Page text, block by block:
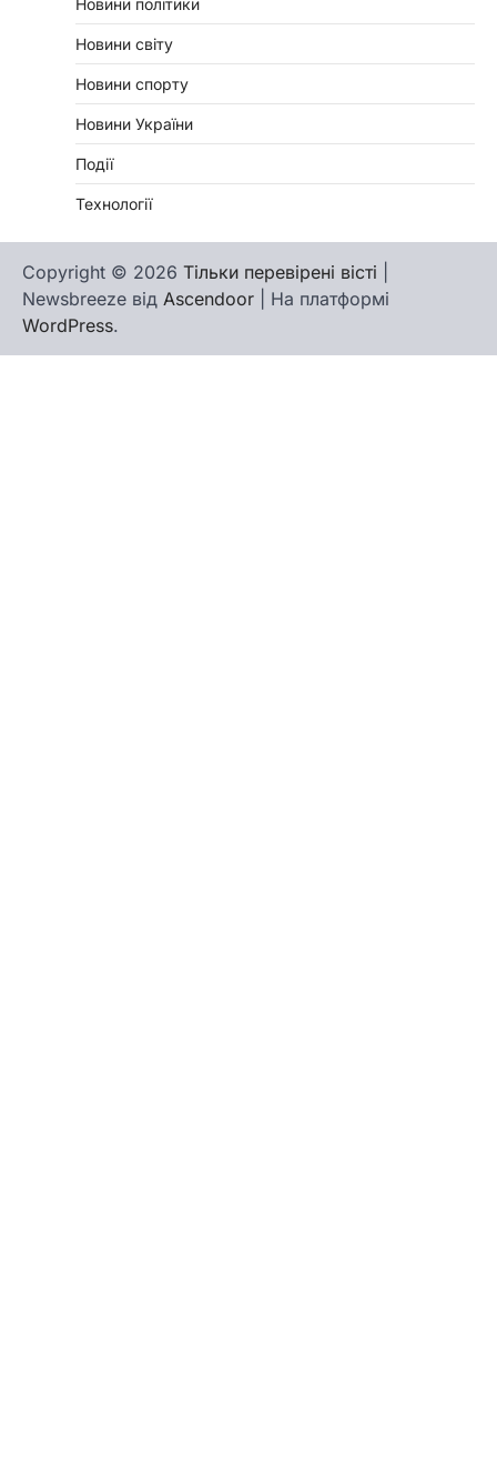
Новини світу
Новини спорту
Новини України
Події
Технології
Copyright © 2026 Тільки перевірені вісті
Newsbreeze від Ascendoor | На платформі
WordPress.